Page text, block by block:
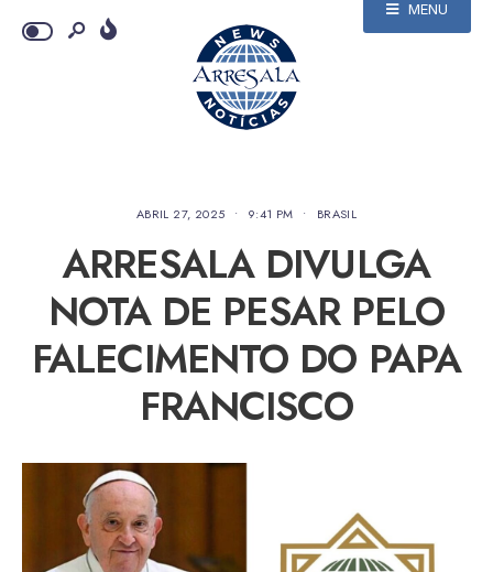
MENU
ABRIL 27, 2025 • 9:41 PM • BRASIL
ARRESALA DIVULGA
NOTA DE PESAR PELO
FALECIMENTO DO PAPA
FRANCISCO